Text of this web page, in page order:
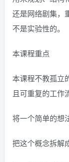
还是网络剧集，
不是实验性的。
本课程重点
本课程不教孤立
且可重复的工作
将一个简单的想
把这个概念拆解